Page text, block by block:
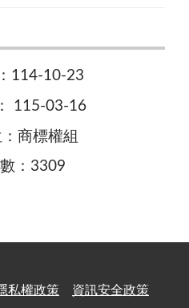
114-10-23
115-03-16
商標權組
：3309
私權政策
資訊安全政策